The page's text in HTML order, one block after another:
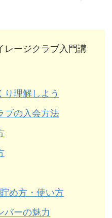
レージクラブ入門講
り理解しよう
ブの入会方法
め方・使い方
バーの魅力